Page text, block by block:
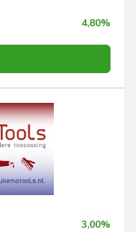
4,80%
3,00%